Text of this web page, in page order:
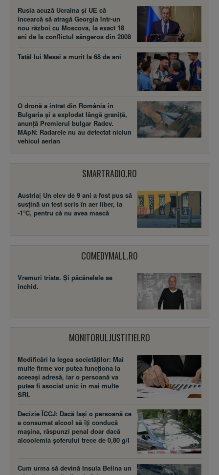
Rusia acuză Ucraina şi UE că
încearcă să atragă Georgia într-un
nou război cu Moscova, la exact 18
ani de la conflictul sângeros din 2008
Tatăl lui Messi a murit la 68 de ani
O dronă a intrat din România în
Bulgaria și a explodat lângă graniță,
anunță Premierul bulgar Radev.
MApN: Radarele nu au detectat niciun
vehicul aerian
SMARTRADIO.RO
Austria| Un elev de 9 ani a fost pus să
susţină un test scris în aer liber, la
-1°C, pentru că nu avea mască
COMEDYMALL.RO
Vremuri triste. Şi păcănelele se
închid.
MONITORULJUSTITIEI.RO
Modificări la legea societăţilor: Mai
multe firme vor putea funcţiona la
aceeaşi adresă, iar o persoană va
putea fi asociat unic în mai multe
SRL
Decizie ÎCCJ: Dacă laşi o persoană ce
a consumat alcool să îţi conducă
maşina, răspunzi penal doar dacă
alcoolemia şoferului trece de 0,80 g/l
Cum urma să devină Insula Belina un